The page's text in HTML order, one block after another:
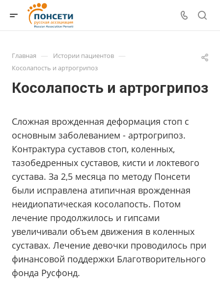
Главная — Истории пациентов —
Косолапость и артрогрипоз
Косолапость и артрогрипоз
Сложная врожденная деформация стоп с
основным заболеванием - артрогрипоз.
Контрактура суставов стоп, коленных,
тазобедренных суставов, кисти и локтевого
сустава. За 2,5 месяца по методу Понсети
были исправлена атипичная врожденная
неидиопатическая косолапость. Потом
лечение продолжилось и гипсами
увеличивали объем движения в коленных
суставах. Лечение девочки проводилось при
финансовой поддержки Благотворительного
фонда Русфонд.